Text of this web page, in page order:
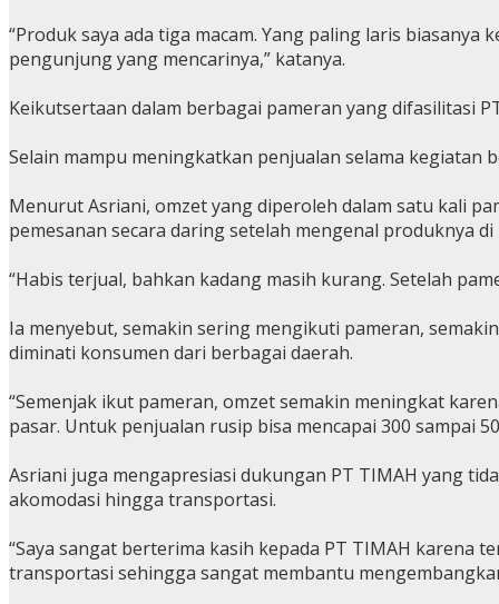
“Produk saya ada tiga macam. Yang paling laris
pengunjung yang mencarinya,” katanya.
Keikutsertaan dalam berbagai pameran yang difasilitasi
Selain mampu meningkatkan penjualan selama
Menurut Asriani, omzet yang diperoleh dalam satu kali
pemesanan secara daring setelah mengenal produknya
“Habis terjual, bahkan kadang masih kurang. Setelah
Ia menyebut, semakin sering mengikuti pameran,
diminati konsumen dari berbagai daerah.
“Semenjak ikut pameran, omzet semakin meningkat
pasar. Untuk penjualan rusip bisa mencapai 300 sampai
Asriani juga mengapresiasi dukungan PT TIMAH yang
akomodasi hingga transportasi.
“Saya sangat berterima kasih kepada PT TIMAH karena
transportasi sehingga sangat membantu